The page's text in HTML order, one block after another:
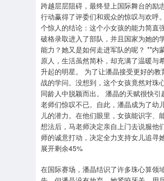
跨越层层阻碍，最终登上国际舞台的励
行动赢得了评委们和观众的惊叹与欢呼
个惊人的结论：这个小女孩的能力简直
破格录取进入了部队，并且国家为她的
能力？她又是如何走进军队的呢？ **内
原人，生活虽然简朴，却充满了温暖与
升起的明星。 为了让潘晶接受更好的
战的学问。没想到，这个女孩竟然对珠
同龄人中脱颖而出。 潘晶的天赋很快
老师们惊叹不已。自此，潘晶成为了幼
儿的潜力。在他们眼里，女孩能识字
想法后，马老师决定亲自上门去说服他
师的诚意打动，决定全力支持女儿追寻
展开剩余45%
在国际赛场，潘晶结识了许多珠心算领